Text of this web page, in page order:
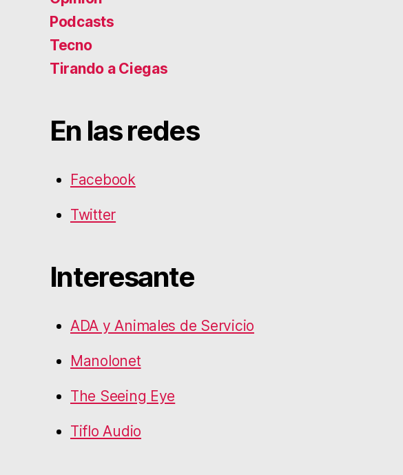
Podcasts
Tecno
Tirando a Ciegas
En las redes
Facebook
Twitter
Interesante
ADA y Animales de Servicio
Manolonet
The Seeing Eye
Tiflo Audio